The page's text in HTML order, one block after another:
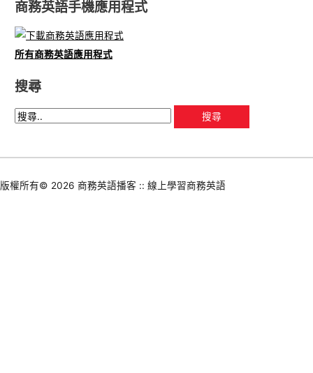
商務英語手機應用程式
所有商務英語應用程式
搜尋
版權所有© 2026 商務英語播客 :: 線上學習商務英語